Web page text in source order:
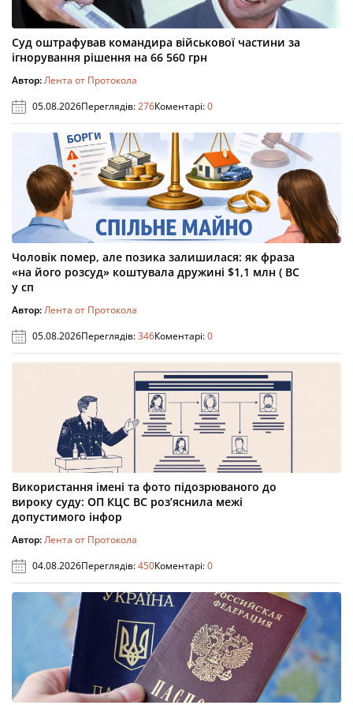
Суд оштрафував командира військової частини за
ігнорування рішення на 66 560 грн
Автор:Лента от Протокола
05.08.2026Переглядів:276Коментарі:0
Чоловік помер, але позика залишилася: як фраза
«на його розсуд» коштувала дружині $1,1 млн ( ВС
у сп
Автор:Лента от Протокола
05.08.2026Переглядів:346Коментарі:0
Використання імені та фото підозрюваного до
вироку суду: ОП КЦС ВС роз’яснила межі
допустимого інфор
Автор:Лента от Протокола
04.08.2026Переглядів:450Коментарі:0